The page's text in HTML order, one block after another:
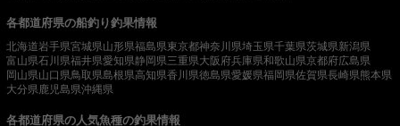
各都道府県の船釣り釣果情報
北海道岩手県宮城県山形県福島県東京都神奈川県埼玉県千葉県茨城県新潟県
富山県石川県福井県愛知県静岡県三重県大阪府兵庫県和歌山県京都府広島県
岡山県山口県鳥取県島根県高知県香川県徳島県愛媛県福岡県佐賀県長崎県熊本県
大分県鹿児島県沖縄県
各都道府県の人気魚種の釣果情報